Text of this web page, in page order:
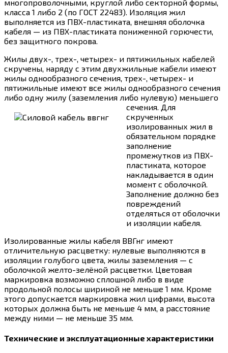
многопроволочными, круглой либо секторной формы,
класса 1 либо 2 (по ГОСТ 22483). Изоляция жил
выполняется из ПВХ-пластиката, внешняя оболочка
кабеля — из ПВХ-пластиката пониженной горючести,
без защитного покрова.
Жилы двух-, трех-, четырех- и пятижильных кабелей
скручены, наряду с этим двухжильные кабели имеют
жилы однообразного сечения, трех-, четырех- и
пятижильные имеют все жилы однообразного сечения
либо одну жилу (заземления либо нулевую) меньшего
сечения. Для
скрученных
изолированных жил в
обязательном порядке
заполнение
промежутков из ПВХ-
пластиката, которое
накладывается в один
момент с оболочкой.
Заполнение должно без
повреждений
отделяться от оболочки
и изоляции кабеля.
Изолированные жилы кабеля ВВГнг имеют
отличительную расцветку: нулевые выполняются в
изоляции голубого цвета, жилы заземления — с
оболочкой желто-зелёной расцветки. Цветовая
маркировка возможно сплошной либо в виде
продольной полосы шириной не меньше 1 мм. Кроме
этого допускается маркировка жил цифрами, высота
которых должна быть не меньше 4 мм, а расстояние
между ними — не меньше 35 мм.
Технические и эксплуатационные характеристики